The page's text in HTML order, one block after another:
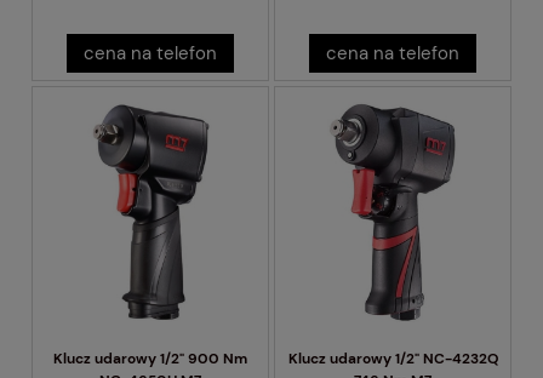
cena na telefon cena na telefon
Klucz udarowy 1/2" 900 Nm
Klucz udarowy 1/2" NC-4232Q